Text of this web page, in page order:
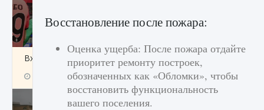
Входят ли «Милан» и «Интер» в EA FC 25
9 августа 2024 2 064 0 1
Восстановление после пожара:
Оценка ущерба: После пожара отдайте
приоритет ремонту построек,
обозначенных как «Обломки», чтобы
восстановить функциональность
вашего поселения.